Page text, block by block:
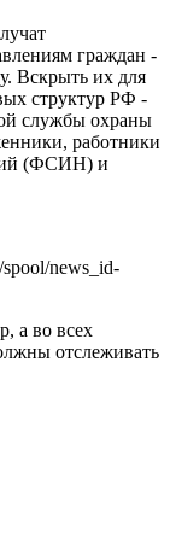
граждан -
Вскрыть их для
структур РФ -
службы охраны
работники
(ФСИН) и
news_id-
а во всех
отслеживать